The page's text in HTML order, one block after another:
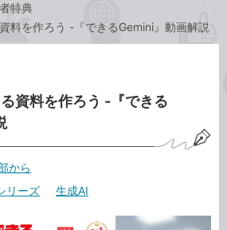
特典
料を作ろう -『できるGemini』動画解説
資料を作ろう -『できる
から
リーズ 生成AI